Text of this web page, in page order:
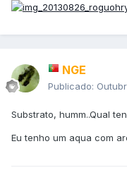
NGE
Publicado:
Substrato, humm..Qual
Eu tenho um aqua com